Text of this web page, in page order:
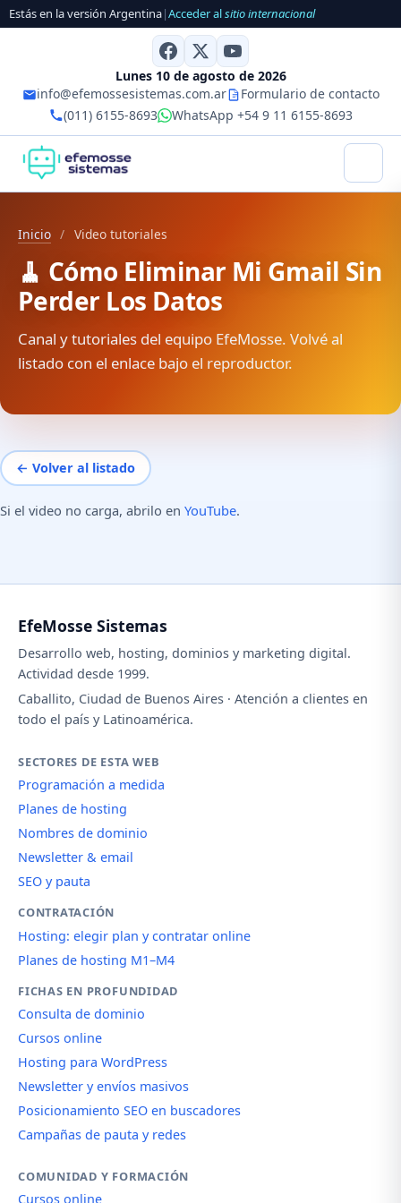
Estás en la versión Argentina|Acceder alsitio internacional
Lunes 10 de agosto de 2026
info@efemossesistemas.com.ar
Formulario de contacto
(011) 6155-8693
WhatsApp +54 9 11 6155-8693
Inicio / Video tutoriales
🧹 Cómo Eliminar Mi Gmail Sin
Perder Los Datos
Canal y tutoriales del equipo EfeMosse. Volvé al
listado con el enlace bajo el reproductor.
← Volver al listado
Si el video no carga, abrilo en YouTube.
EfeMosse Sistemas
Desarrollo web, hosting, dominios y marketing digital.
Actividad desde 1999.
Caballito, Ciudad de Buenos Aires · Atención a clientes en
todo el país y Latinoamérica.
SECTORES DE ESTA WEB
Programación a medida
Planes de hosting
Nombres de dominio
Newsletter & email
SEO y pauta
CONTRATACIÓN
Hosting: elegir plan y contratar online
Planes de hosting M1–M4
FICHAS EN PROFUNDIDAD
Consulta de dominio
Cursos online
Hosting para WordPress
Newsletter y envíos masivos
Posicionamiento SEO en buscadores
Campañas de pauta y redes
COMUNIDAD Y FORMACIÓN
Cursos online